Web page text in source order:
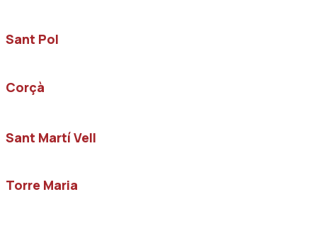
Sant Pol
Corçà
Sant Martí Vell
Torre Maria